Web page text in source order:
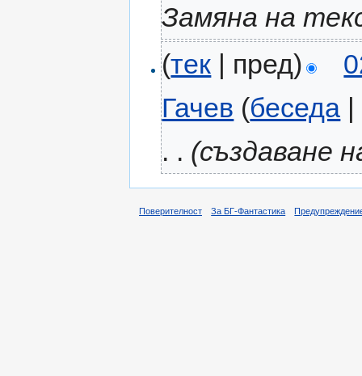
Замяна на
(тек | пред)
Гачев (беседа |
. . (създаване
Поверителност За БГ-Фантастика